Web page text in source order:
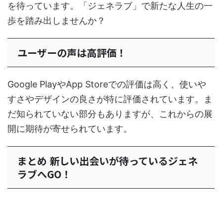
を待っています。「ジェネラブ」で新たな人生の一
歩を踏み出しませんか？
ユーザーの声は高評価！
Google PlayやApp Storeでの評価は高く、使いや
すさやデザインの良さが特に評価されています。ま
だ知られていない部分もありますが、これからの展
開に期待が寄せられています。
まとめ 新しい出会いが待っているジェネ
ラブへGO！